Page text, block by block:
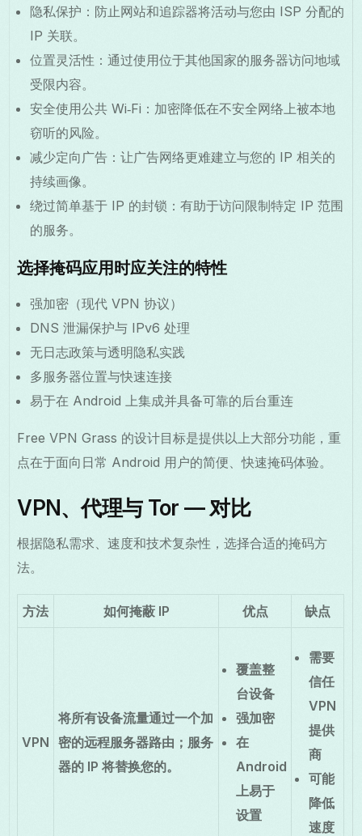
隐私保护：防止网站和追踪器将活动与您由 ISP 分配的
IP 关联。
位置灵活性：通过使用位于其他国家的服务器访问地域
受限内容。
安全使用公共 Wi‑Fi：加密降低在不安全网络上被本地
窃听的风险。
减少定向广告：让广告网络更难建立与您的 IP 相关的
持续画像。
绕过简单基于 IP 的封锁：有助于访问限制特定 IP 范围
的服务。
选择掩码应用时应关注的特性
强加密（现代 VPN 协议）
DNS 泄漏保护与 IPv6 处理
无日志政策与透明隐私实践
多服务器位置与快速连接
易于在 Android 上集成并具备可靠的后台重连
Free VPN Grass 的设计目标是提供以上大部分功能，重
点在于面向日常 Android 用户的简便、快速掩码体验。
VPN、代理与 Tor — 对比
根据隐私需求、速度和技术复杂性，选择合适的掩码方
法。
方法 如何掩蔽 IP 优点 缺点
VPN
将所有设备流量通过一个加
密的远程服务器路由；服务
器的 IP 将替换您的。
覆盖整
台设备
强加密
在
Android
上易于
设置
需要
信任
VPN
提供
商
可能
降低
速度